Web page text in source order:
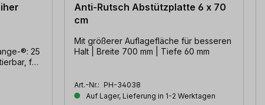
®: 25
für
Anti-Rutsch Abstützplatte 6 x 70
cm
Mit größerer Auflagefläche für besseren
Halt | Breite 700 mm | Tiefe 60 mm
Art.-Nr.: PH-34038
Auf Lager, Lieferung in 1-2 Werktagen